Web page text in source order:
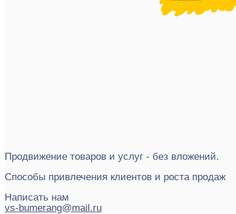
Продвижение товаров и услуг - без вложений.
Способы привлечения клиентов и роста продаж
Написать нам
vs-bumerang@mail.ru